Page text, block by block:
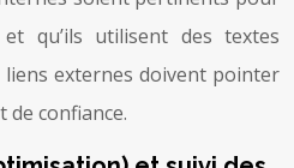
qu’ils utilisent des textes
liens externes doivent pointer
de confiance.